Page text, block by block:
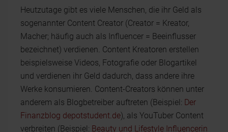
Heutzutage gibt es viele Menschen, die ihr Geld als
sogenannter Content Creator (Creator = Kreator,
Macher; häufig auch als Influencer = Beeinflusser
bezeichnet) verdienen. Content Kreatoren erstellen
beispielsweise Videos, Fotografie oder Blogartikel
und verdienen ihr Geld dadurch, dass andere ihre
Werke konsumieren. Content-Creators können unter
anderem als Blogbetreiber auftreten (Beispiel: Der
Finanzblog depotstudent.de), als YouTuber Content
verbreiten (Beispiel: Beauty und Lifestyle Influencerin